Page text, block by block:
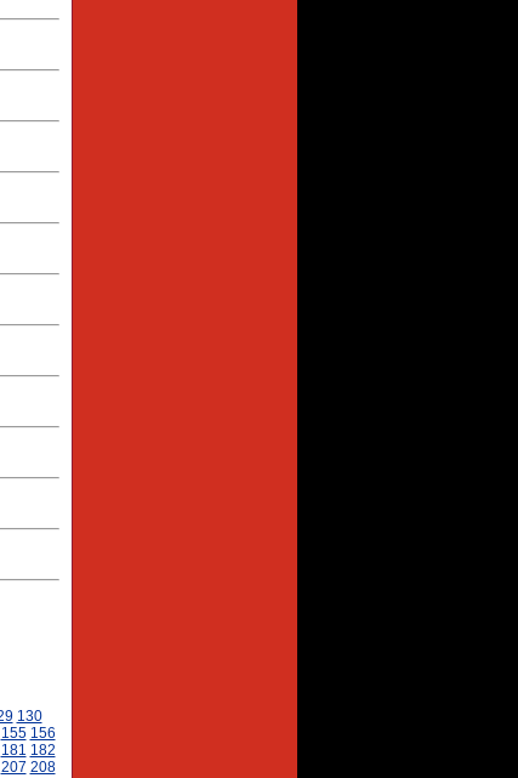
130
155 156
181 182
207 208